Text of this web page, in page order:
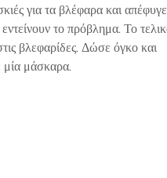
για τα βλέφαρα και απέφυγε
το πρόβλημα. Το
βλεφαρίδες. Δώσε όγκο και
μάσκαρα.